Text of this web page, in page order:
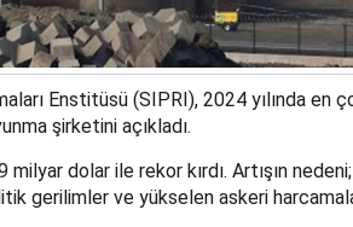
Enstitüsü (SIPRI), 2024 yılında en
şirketini açıkladı.
dolar ile rekor kırdı. Artışın
gerilimler ve yükselen askeri